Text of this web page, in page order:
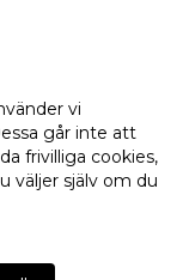
vi
går inte att
frivilliga cookies,
väljer själv om du